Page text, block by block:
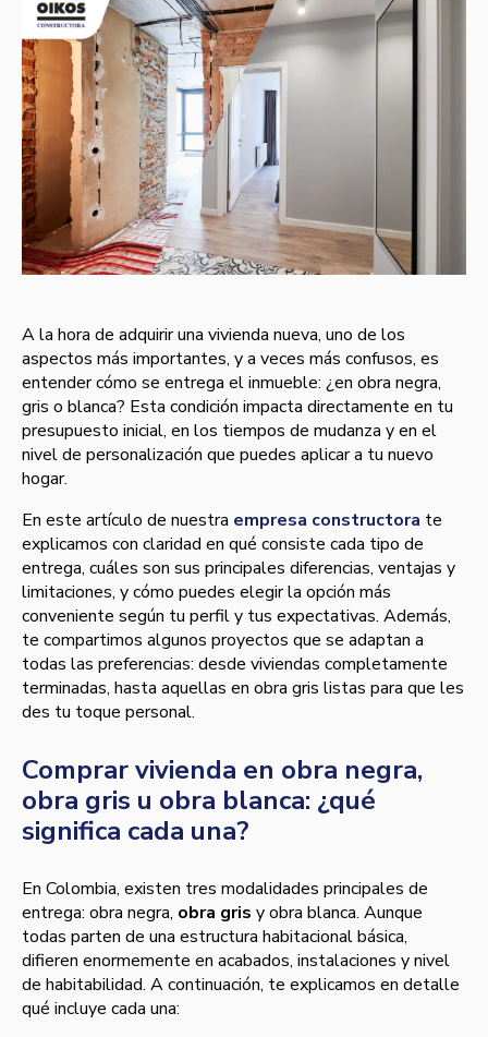
A la hora de adquirir una vivienda nueva, uno de los
aspectos más importantes, y a veces más confusos, es
entender cómo se entrega el inmueble: ¿en obra negra,
gris o blanca? Esta condición impacta directamente en tu
presupuesto inicial, en los tiempos de mudanza y en el
nivel de personalización que puedes aplicar a tu nuevo
hogar.
En este artículo de nuestra empresa constructora te
explicamos con claridad en qué consiste cada tipo de
entrega, cuáles son sus principales diferencias, ventajas y
limitaciones, y cómo puedes elegir la opción más
conveniente según tu perfil y tus expectativas. Además,
te compartimos algunos proyectos que se adaptan a
todas las preferencias: desde viviendas completamente
terminadas, hasta aquellas en obra gris listas para que les
des tu toque personal.
Comprar vivienda en obra negra,
obra gris u obra blanca: ¿qué
significa cada una?
En Colombia, existen tres modalidades principales de
entrega: obra negra, obra gris y obra blanca. Aunque
todas parten de una estructura habitacional básica,
difieren enormemente en acabados, instalaciones y nivel
de habitabilidad. A continuación, te explicamos en detalle
qué incluye cada una: